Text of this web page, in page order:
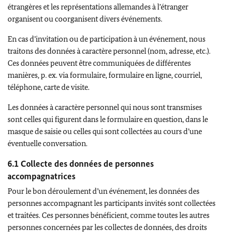
étrangères et les représentations allemandes à l’étranger
organisent ou coorganisent divers événements.
En cas d’invitation ou de participation à un événement, nous
traitons des données à caractère personnel (nom, adresse, etc.).
Ces données peuvent être communiquées de différentes
manières, p. ex. via formulaire, formulaire en ligne, courriel,
téléphone, carte de visite.
Les données à caractère personnel qui nous sont transmises
sont celles qui figurent dans le formulaire en question, dans le
masque de saisie ou celles qui sont collectées au cours d’une
éventuelle conversation.
6.1 Collecte des données de personnes
accompagnatrices
Pour le bon déroulement d’un événement, les données des
personnes accompagnant les participants invités sont collectées
et traitées. Ces personnes bénéficient, comme toutes les autres
personnes concernées par les collectes de données, des droits